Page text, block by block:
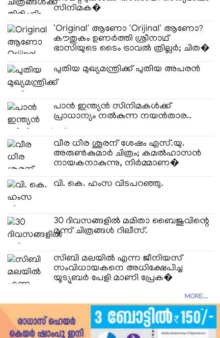
സിനിമക�
'Original' ആണോ 'Orijinal' ആണോ?
കൗതുകം ഉണർത്തി ശ്രീനാഥ്
ഭാസിയുടെ ടൈം ട്രാവൽ ത്രില്ലർ; ചിത�
പുതിയ മുഖ്യമന്ത്രിക്ക് പുതിയ അപരൻ
പാൻ ഇന്ത്യൻ സിനിമകൾക്ക്
പ്രാധാന്യം നൽകുന്ന നയൻതാര..
വീര ധീര ശൂരന് ശേഷം എസ്.യു.
അരുൺകുമാർ ചിത്രം; കമൽഹാസൻ
നായകനാകുന്നു, നിർമ്മാണ�
വി. കെ. ഹംസ വിടപറഞ്ഞു.
30 ദിവസങ്ങളിൽ മമിതാ ബൈജുവിന്റെ
മൂന്ന് ചിത്രങ്ങൾ റിലീസ്.
സിബി മലയിൽ എന്ന ജീനിയസ്
സംവിധായകനെ അധിക്ഷേപിച്ച
യൂട്യൂബർ പേളി മാണി പ്രേക�
MORE...